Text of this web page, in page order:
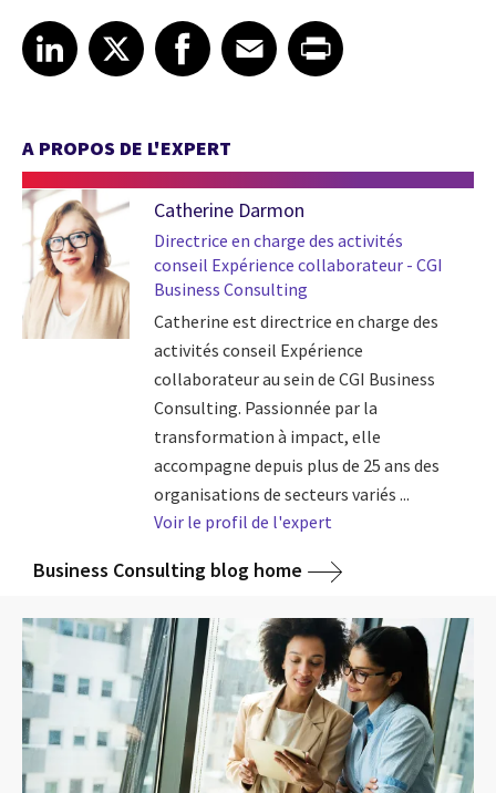
Share article on LinkedIn
LinkedIn
Share article on XShare article on Facebook
Facebook
Share article on Email
EmailShare article on Print
A PROPOS DE L'EXPERT
Catherine Darmon
Directrice en charge des activités
conseil Expérience collaborateur - CGI
Business Consulting
Catherine est directrice en charge des
activités conseil Expérience
collaborateur au sein de CGI Business
Consulting. Passionnée par la
transformation à impact, elle
accompagne depuis plus de 25 ans des
organisations de secteurs variés ...
Voir le profil de l'expert
Business Consulting blog home